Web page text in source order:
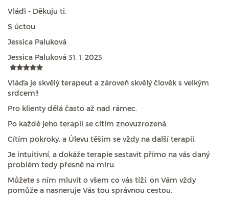
Vláďi - Děkuju ti.
S úctou
Jessica Paluková
Jessica Paluková 31. 1. 2023
Vláďa je skvělý terapeut a zároveň skvělý člověk s velkým
srdcem!!
Pro klienty dělá často až nad rámec.
Po každé jeho terapii se cítím znovuzrozená.
Cítím pokroky, a Úlevu těším se vždy na další terapii.
Je intuitivní, a dokáže terapie sestavit přímo na vás daný
problém tedy přesně na míru.
Můžete s ním mluvit o všem co vás tíží, on Vám vždy
pomůže a nasneruje Vás tou správnou cestou.